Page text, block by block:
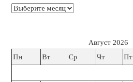
Архивы
Август 2026
Пн
Вт Ср Чт Пт